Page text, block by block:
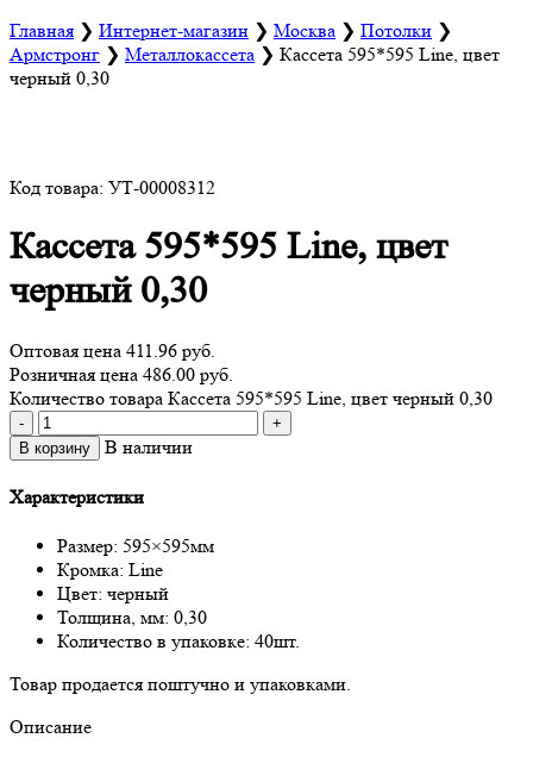
Главная ❯ Интернет-магазин ❯ Москва ❯ Потолки ❯
Армстронг ❯ Металлокассета ❯ Кассета 595*595 Line, цвет
черный 0,30
Код товара: УТ-00008312
Кассета 595*595 Line, цвет
черный 0,30
Оптовая цена 411.96 руб.
Розничная цена 486.00 руб.
Количество товара Кассета 595*595 Line, цвет черный 0,30
-
+
В корзину
В наличии
Характеристики
Размер: 595×595мм
Кромка: Line
Цвет: черный
Толщина, мм: 0,30
Количество в упаковке: 40шт.
Товар продается поштучно и упаковками.
Описание